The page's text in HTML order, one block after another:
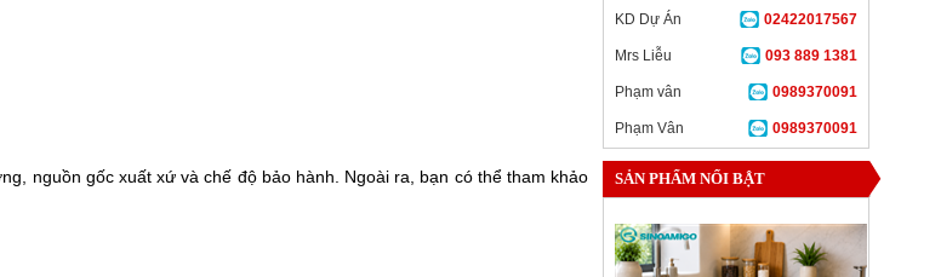
nguồn gốc xuất xứ và chế độ bảo hành. Ngoài ra, bạn có thể tham khảo
02422017567
KD Dự Án
093 889 1381
Mrs Liễu
0989370091
Phạm vân
0989370091
Phạm Vân
SẢN PHẨM NỔI BẬT